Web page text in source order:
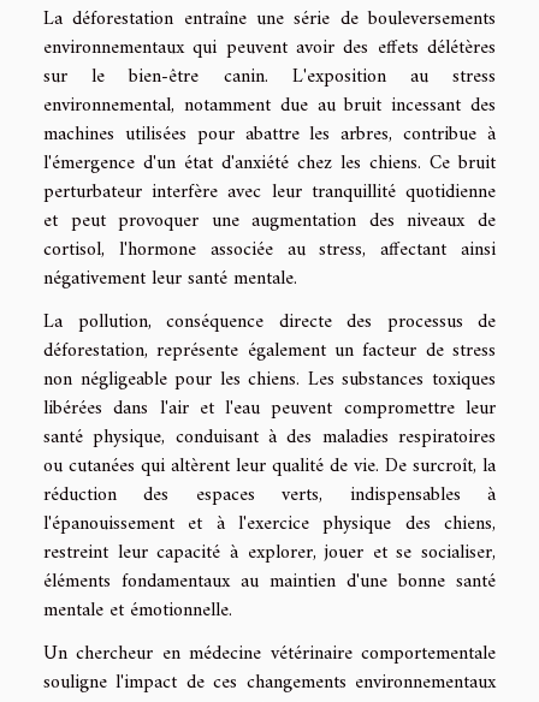
La déforestation entraîne une série de bouleversements
environnementaux qui peuvent avoir des effets délétères
sur le bien-être canin. L'exposition au stress
environnemental, notamment due au bruit incessant des
machines utilisées pour abattre les arbres, contribue à
l'émergence d'un état d'anxiété chez les chiens. Ce bruit
perturbateur interfère avec leur tranquillité quotidienne
et peut provoquer une augmentation des niveaux de
cortisol, l'hormone associée au stress, affectant ainsi
négativement leur santé mentale.
La pollution, conséquence directe des processus de
déforestation, représente également un facteur de stress
non négligeable pour les chiens. Les substances toxiques
libérées dans l'air et l'eau peuvent compromettre leur
santé physique, conduisant à des maladies respiratoires
ou cutanées qui altèrent leur qualité de vie. De surcroît, la
réduction des espaces verts, indispensables à
l'épanouissement et à l'exercice physique des chiens,
restreint leur capacité à explorer, jouer et se socialiser,
éléments fondamentaux au maintien d'une bonne santé
mentale et émotionnelle.
Un chercheur en médecine vétérinaire comportementale
souligne l'impact de ces changements environnementaux